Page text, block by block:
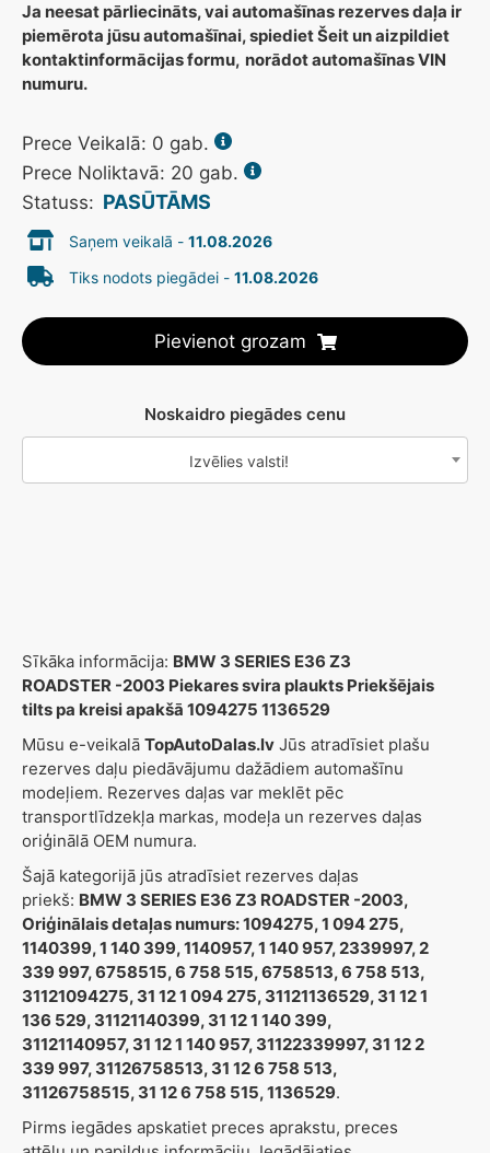
Ja neesat pārliecināts, vai automašīnas rezerves daļa ir
piemērota jūsu automašīnai, spiediet Šeit un aizpildiet
kontaktinformācijas formu, norādot automašīnas VIN
numuru.
Prece Veikalā: 0 gab.
Prece Noliktavā: 20 gab.
Statuss: PASŪTĀMS
Saņem veikalā - 11.08.2026
Tiks nodots piegādei - 11.08.2026
Pievienot grozam
Noskaidro piegādes cenu
Izvēlies valsti!
Sīkāka informācija: BMW 3 SERIES E36 Z3
ROADSTER -2003 Piekares svira plaukts Priekšējais
tilts pa kreisi apakšā 1094275 1136529
Mūsu e-veikalā TopAutoDalas.lv Jūs atradīsiet plašu
rezerves daļu piedāvājumu dažādiem automašīnu
modeļiem. Rezerves daļas var meklēt pēc
transportlīdzekļa markas, modeļa un rezerves daļas
oriģinālā OEM numura.
Šajā kategorijā jūs atradīsiet rezerves daļas
priekš: BMW 3 SERIES E36 Z3 ROADSTER -2003,
Oriģinālais detaļas numurs: 1094275, 1 094 275,
1140399, 1 140 399, 1140957, 1 140 957, 2339997, 2
339 997, 6758515, 6 758 515, 6758513, 6 758 513,
31121094275, 31 12 1 094 275, 31121136529, 31 12 1
136 529, 31121140399, 31 12 1 140 399,
31121140957, 31 12 1 140 957, 31122339997, 31 12 2
339 997, 31126758513, 31 12 6 758 513,
31126758515, 31 12 6 758 515, 1136529.
Pirms iegādes apskatiet preces aprakstu, preces